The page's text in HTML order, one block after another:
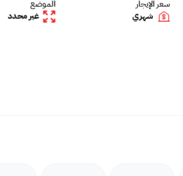
سعر الإيجار
شهري
الموضع
غير محدد